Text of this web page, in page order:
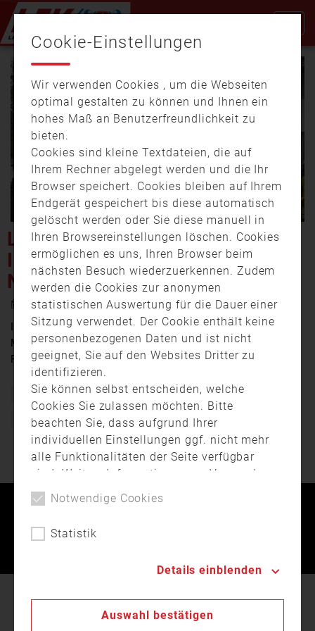
Video
LANDKREIS CHAM: SCHEUNE
IN KOLMBERG BRENNT
NIEDER
25. Mai 2021 18:19
Im Waffenbrunner Ortsteil Kolmberg ist am späten
Montagnachmittag eine Scheune niedergebrannt. 16
Feuerwehren waren dabei im Einsatz.
Bayern Brand Einsatz Feuerwehr
Freiwillige Feuerwehr
Cookie-Einstellungen
Wir verwenden Cookies , um die Webseiten
optimal gestalten zu können und Ihnen ein
hohes Maß an Benutzerfreundlichkeit zu
bieten.
Cookies sind kleine Textdateien, die auf
Ihrem Rechner abgelegt werden und die Ihr
Browser speichert. Cookies bleiben auf Ihrem
Endgerät gespeichert bis diese automatisch
gelöscht werden oder Sie diese manuell in
Ihren Browsereinstellungen löschen. Cookies
ermöglichen es uns, Ihren Browser beim
nächsten Besuch wiederzuerkennen. Zudem
werden die Cookies zur anonymen
statistischen Auswertung für die Dauer einer
Sitzung verwendet. Der Cookie enthält keine
personenbezogenen Daten und ist nicht
geeignet, Sie auf den Websites Dritter zu
identifizieren.
Sie können selbst entscheiden, welche
Cookies Sie zulassen möchten. Bitte
beachten Sie, dass aufgrund Ihrer
individuellen Einstellungen ggf. nicht mehr
alle Funktionalitäten der Seite verfügbar
sind. Weitere Informationen zur Verwendung
von Cookies, der Speicherung und
Verarbeitung personenbezogener Daten
finden Sie in unserer
Notwendige Cookies
Statistik
Details einblenden
Auswahl bestätigen
Datenschutzerklärung
den Einsatz von Cookies auf unserer Webseite.